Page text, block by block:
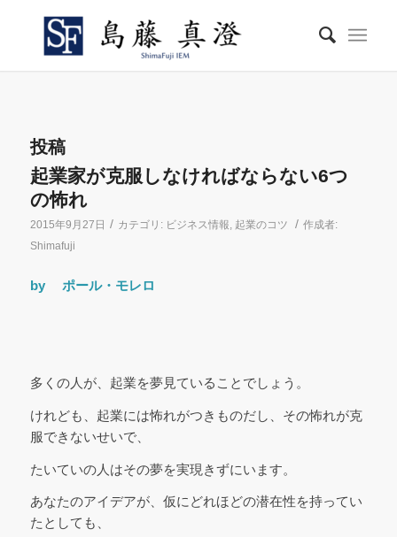
投稿
起業家が克服しなければならない6つ
の怖れ
2015年9月27日 / カテゴリ: ビジネス情報, 起業のコツ / 作成者:
Shimafuji
by ポール・モレロ
多くの人が、起業を夢見ていることでしょう。
けれども、起業には怖れがつきものだし、その怖れが克
服できないせいで、
たいていの人はその夢を実現きずにいます。
あなたのアイデアが、仮にどれほどの潜在性を持ってい
たとしても、